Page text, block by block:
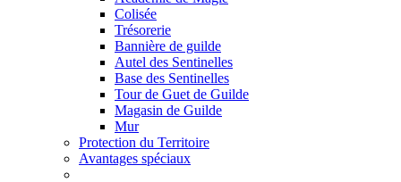
Colisée
Trésorerie
Bannière de guilde
Autel des Sentinelles
Base des Sentinelles
Tour de Guet de Guilde
Magasin de Guilde
Mur
Protection du Territoire
Avantages spéciaux